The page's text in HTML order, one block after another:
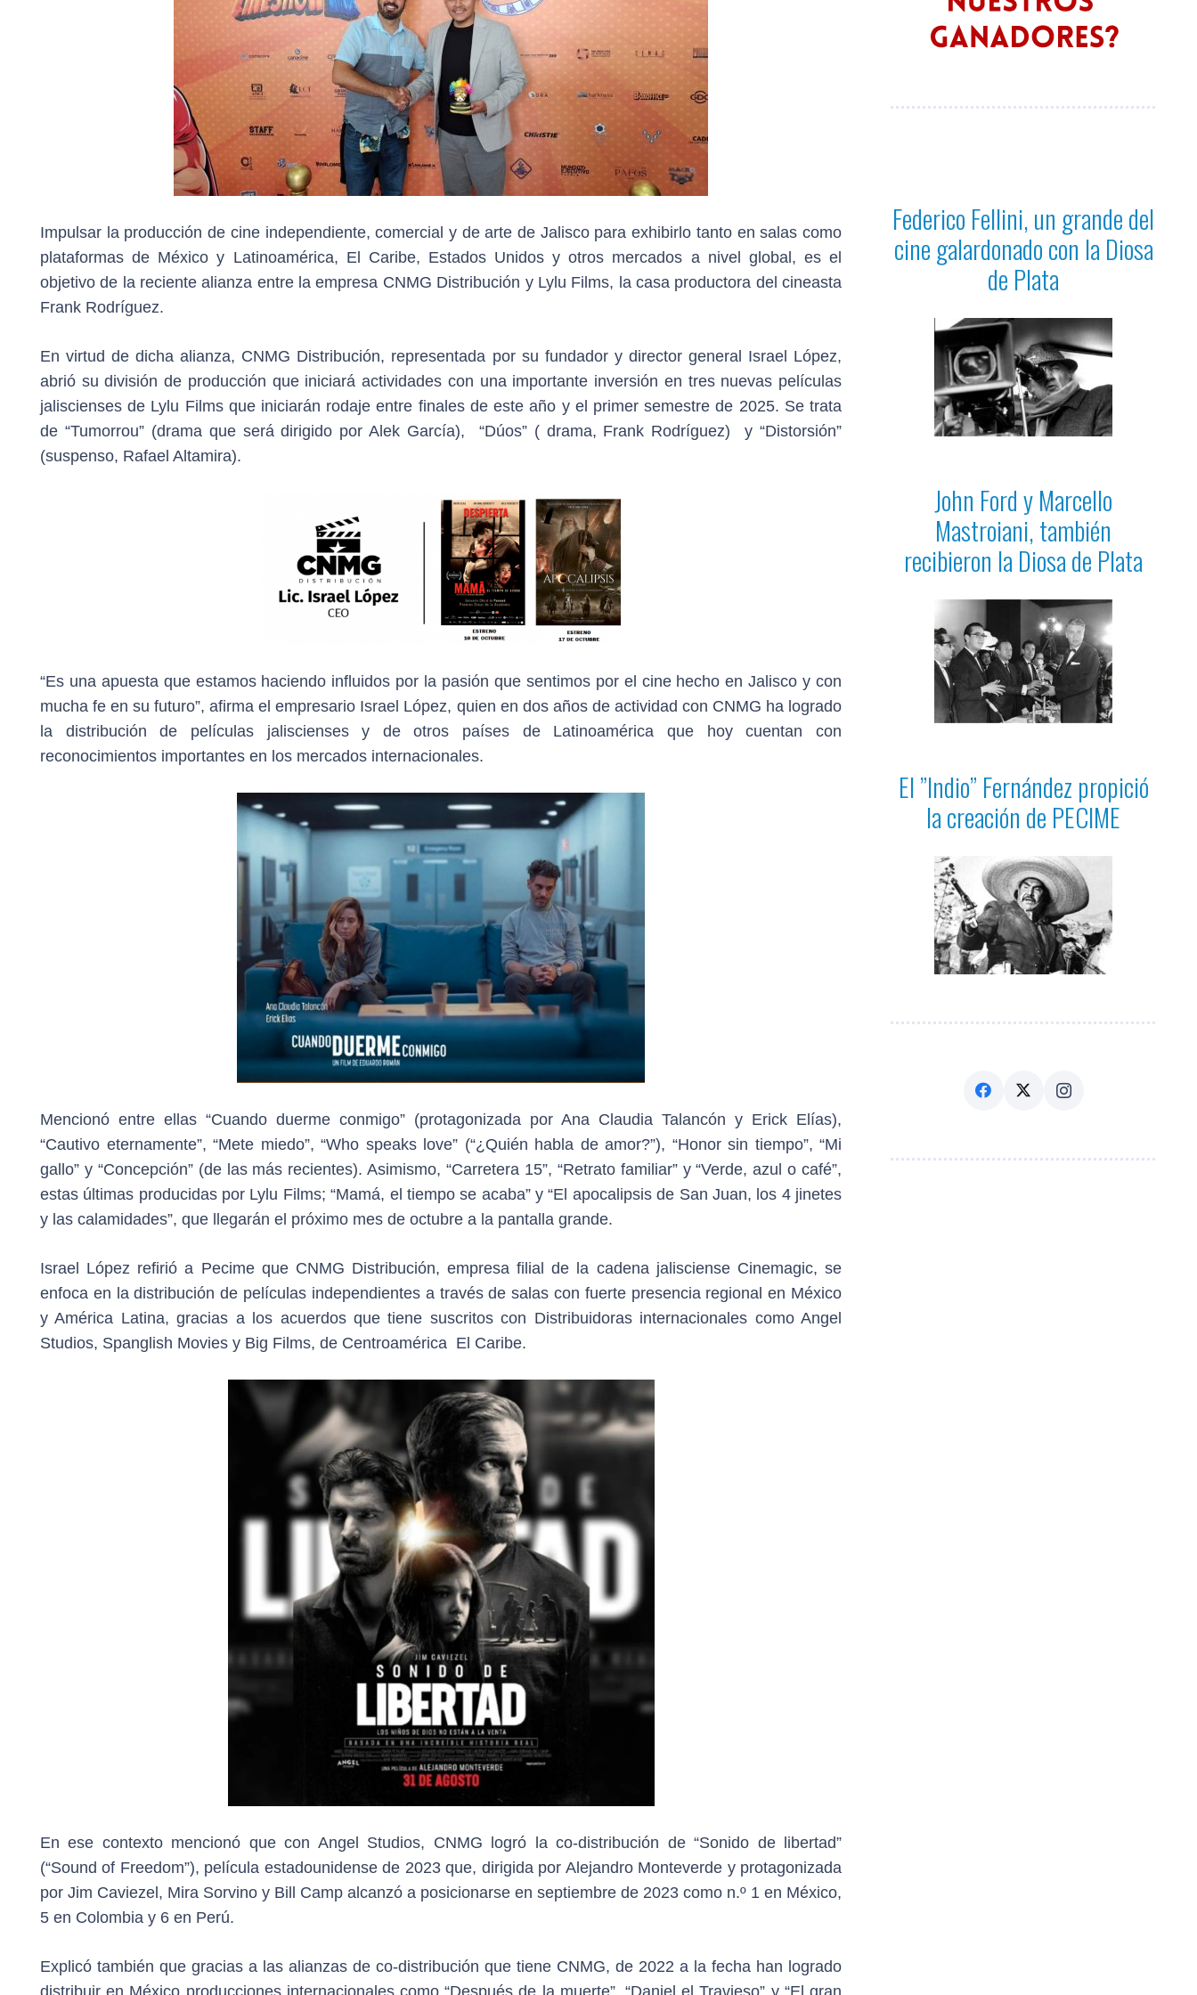
Impulsar la producción de cine independiente, comercial y de arte de Jalisco para exhibirlo tanto en salas como
plataformas de México y Latinoamérica, El Caribe, Estados Unidos y otros mercados a nivel global, es el
objetivo de la reciente alianza entre la empresa CNMG Distribución y Lylu Films, la casa productora del cineasta
Frank Rodríguez.
En virtud de dicha alianza, CNMG Distribución, representada por su fundador y director general Israel López,
abrió su división de producción que iniciará actividades con una importante inversión en tres nuevas películas
jaliscienses de Lylu Films que iniciarán rodaje entre finales de este año y el primer semestre de 2025. Se trata
de “Tumorrou” (drama que será dirigido por Alek García), “Dúos” ( drama, Frank Rodríguez) y “Distorsión”
(suspenso, Rafael Altamira).
“Es una apuesta que estamos haciendo influidos por la pasión que sentimos por el cine hecho en Jalisco y con
mucha fe en su futuro”, afirma el empresario Israel López, quien en dos años de actividad con CNMG ha logrado
la distribución de películas jaliscienses y de otros países de Latinoamérica que hoy cuentan con
reconocimientos importantes en los mercados internacionales.
Mencionó entre ellas “Cuando duerme conmigo” (protagonizada por Ana Claudia Talancón y Erick Elías),
“Cautivo eternamente”, “Mete miedo”, “Who speaks love” (“¿Quién habla de amor?”), “Honor sin tiempo”, “Mi
gallo” y “Concepción” (de las más recientes). Asimismo, “Carretera 15”, “Retrato familiar” y “Verde, azul o café”,
estas últimas producidas por Lylu Films; “Mamá, el tiempo se acaba” y “El apocalipsis de San Juan, los 4 jinetes
y las calamidades”, que llegarán el próximo mes de octubre a la pantalla grande.
Israel López refirió a Pecime que CNMG Distribución, empresa filial de la cadena jalisciense Cinemagic, se
enfoca en la distribución de películas independientes a través de salas con fuerte presencia regional en México
y América Latina, gracias a los acuerdos que tiene suscritos con Distribuidoras internacionales como Angel
Studios, Spanglish Movies y Big Films, de Centroamérica El Caribe.
En ese contexto mencionó que con Angel Studios, CNMG logró la co-distribución de “Sonido de libertad”
(“Sound of Freedom”), película estadounidense de 2023 que, dirigida por Alejandro Monteverde y protagonizada
por Jim Caviezel, Mira Sorvino y Bill Camp alcanzó a posicionarse en septiembre de 2023 como n.º 1 en México,
5 en Colombia y 6 en Perú.
Explicó también que gracias a las alianzas de co-distribución que tiene CNMG, de 2022 a la fecha han logrado
Federico Fellini, un grande del
cine galardonado con la Diosa
de Plata
John Ford y Marcello
Mastroiani, también
recibieron la Diosa de Plata
El ”Indio” Fernández propició
la creación de PECIME